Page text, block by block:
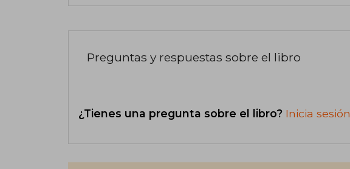
Preguntas y respuestas sobre el libro
¿Tienes una pregunta sobre el libro? Inicia sesión